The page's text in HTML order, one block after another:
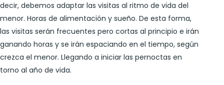
decir, debemos adaptar las visitas al ritmo de vida del
menor. Horas de alimentación y sueño. De esta forma,
las visitas serán frecuentes pero cortas al principio e irán
ganando horas y se irán espaciando en el tiempo, según
crezca el menor. Llegando a iniciar las pernoctas en
torno al año de vida.